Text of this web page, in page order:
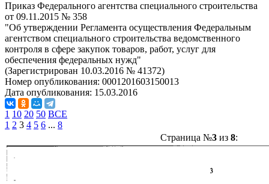
Приказ Федерального агентства специального строительства
от 09.11.2015 № 358
"Об утверждении Регламента осуществления Федеральным
агентством специального строительства ведомственного
контроля в сфере закупок товаров, работ, услуг для
обеспечения федеральных нужд"
(Зарегистрирован 10.03.2016 № 41372)
Номер опубликования: 0001201603150013
Дата опубликования: 15.03.2016
1 10 20 50 ВСЕ
1 2 3 4 5 6 ... 8
Страница №3из 8: